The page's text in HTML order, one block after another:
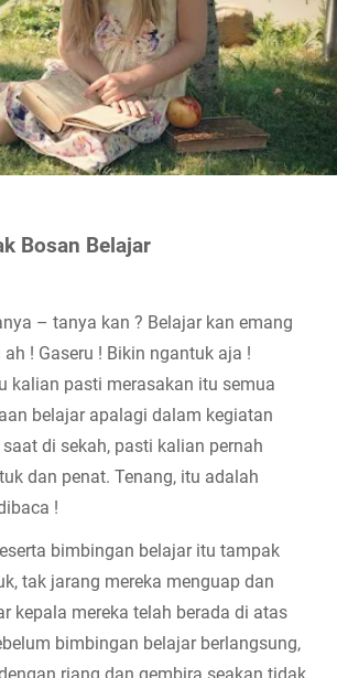
Bosan Belajar
– tanya kan ? Belajar kan emang
ah ! Gaseru ! Bikin ngantuk aja !
kalian pasti merasakan itu semua
belajar apalagi dalam kegiatan
di sekah, pasti kalian pernah
dan penat. Tenang, itu adalah
!
bimbingan belajar itu tampak
tak jarang mereka menguap dan
kepala mereka telah berada di atas
bimbingan belajar berlangsung,